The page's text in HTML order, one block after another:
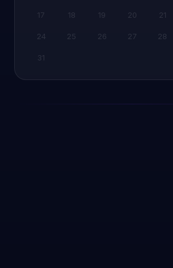
17 18 19 20 21
24 25 26 27 28
31